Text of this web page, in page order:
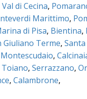
di Cecina,
Marittimo,
di Pisa, Bientina,
Giuliano Terme,
Montescudaio,
Toiano, Serrazzano,
, Calambrone,